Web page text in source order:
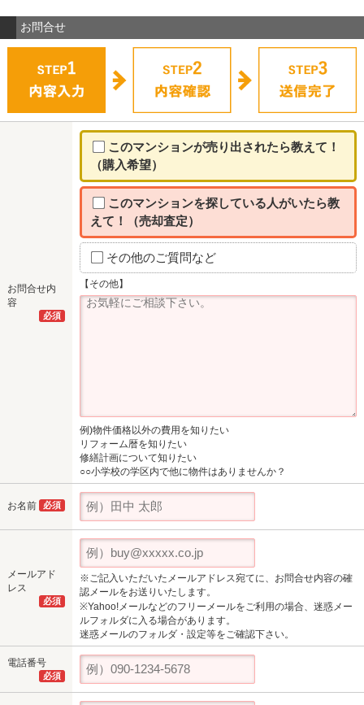
お問合せ
お問合せ内
容
必須
このマンションが売り出されたら教えて！
（購入希望）
このマンションを探している人がいたら教
えて！（売却査定）
その他のご質問など
【その他】
例)物件価格以外の費用を知りたい
リフォーム暦を知りたい
修繕計画について知りたい
○○小学校の学区内で他に物件はありませんか？
お名前 必須
メールアド
レス
必須
※ご記入いただいたメールアドレス宛てに、お問合せ内容の確
認メールをお送りいたします。
※Yahoo!メールなどのフリーメールをご利用の場合、迷惑メー
ルフォルダに入る場合があります。
迷惑メールのフォルダ・設定等をご確認下さい。
電話番号
必須